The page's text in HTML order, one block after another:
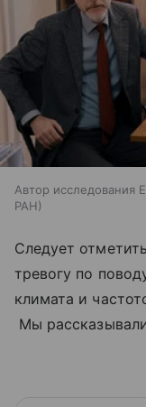
Автор исследования
РАН
Следует
тревогу по
климата и
Мы